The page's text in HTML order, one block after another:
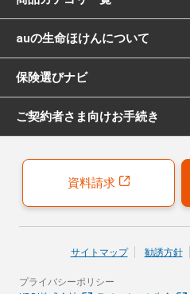
死亡保険
医療保険
女性向け医療保険
がん保険
女性向けがん保険
auの生命ほけんについて
選ばれる理由
Pontaポイント還元について
保険募集代理店について
引受保険会社について
保険選びナビ
保険選びナビ トップ
保険診断
おすすめ加入例
お客さまの声
ご契約者さま向けお手続き
資料請求
サイトマップ 勧誘方針
プライバシーポリシー